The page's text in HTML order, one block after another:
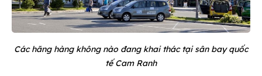
Các hãng hàng không nào đang khai thác tại sân bay quốc
tế Cam Ranh